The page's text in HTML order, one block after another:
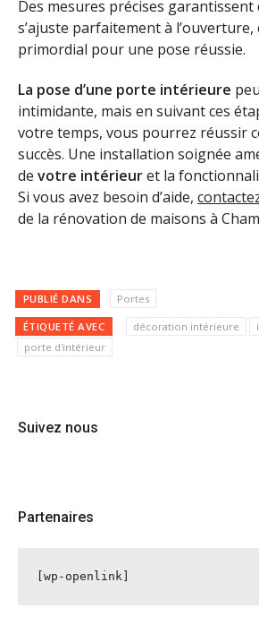
Des mesures précises
s’ajuste parfaitement à l’ouverture,
primordial pour une pose réussie.
La pose d’une porte intérieure
intimidante, mais en suivant ces
votre temps, vous pourrez réussir
succès. Une installation soignée
de votre intérieuret la
Si vous avez besoin d’aide,
de la rénovation de maisons à
PUBLIÉ DANS Portes
ÉTIQUETÉ AVEC décoration intérieure
porte d'intérieur
Suivez nous
Partenaires
[wp-openlink]